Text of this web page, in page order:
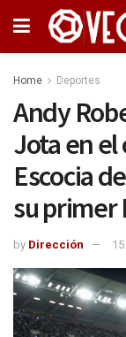
Home Deportes
Andy
Jota en
Escocia
su primer
by Dirección